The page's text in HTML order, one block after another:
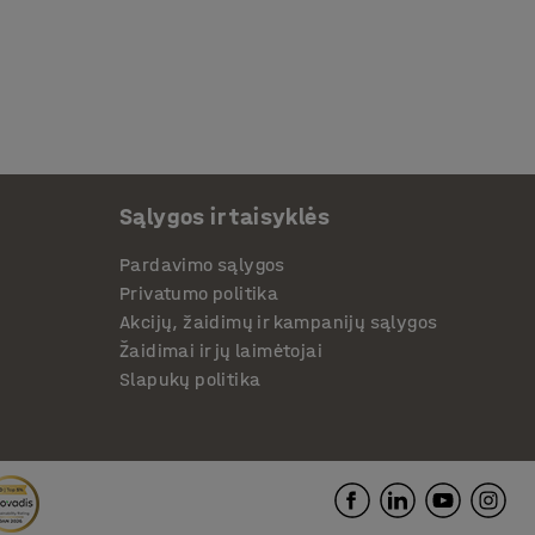
Sąlygos ir taisyklės
Pardavimo sąlygos
Privatumo politika
Akcijų, žaidimų ir kampanijų sąlygos
Žaidimai ir jų laimėtojai
Slapukų politika